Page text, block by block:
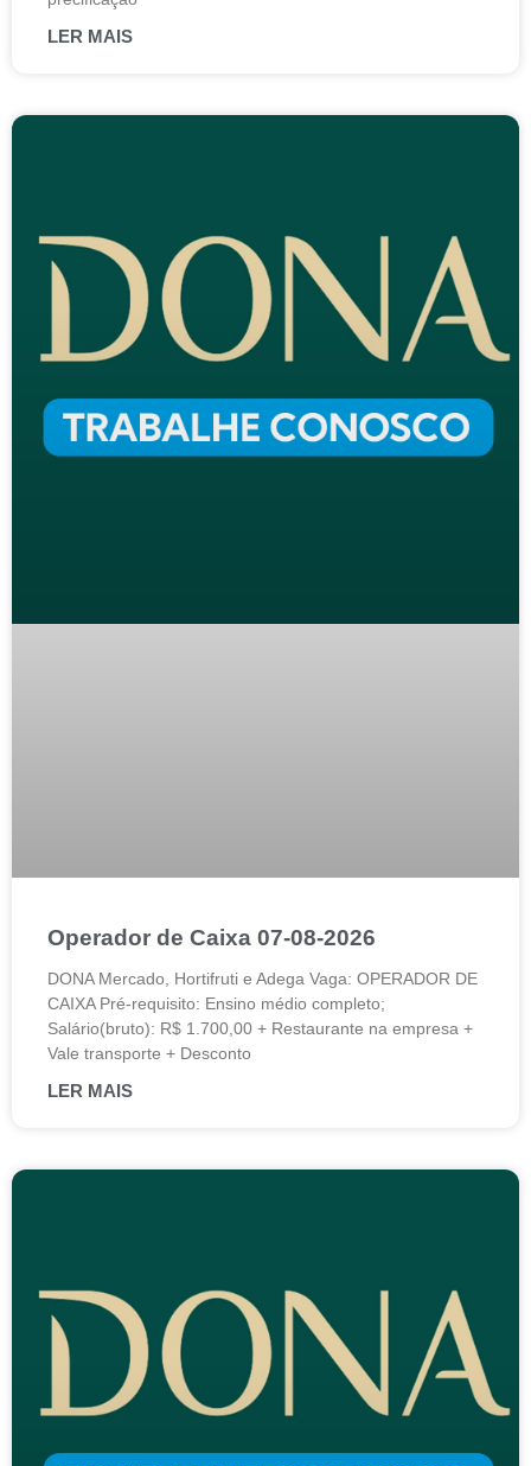
LER MAIS
Operador de Caixa 07-08-2026
DONA Mercado, Hortifruti e Adega Vaga: OPERADOR DE
CAIXA Pré-requisito: Ensino médio completo;
Salário(bruto): R$ 1.700,00 + Restaurante na empresa +
Vale transporte + Desconto
LER MAIS